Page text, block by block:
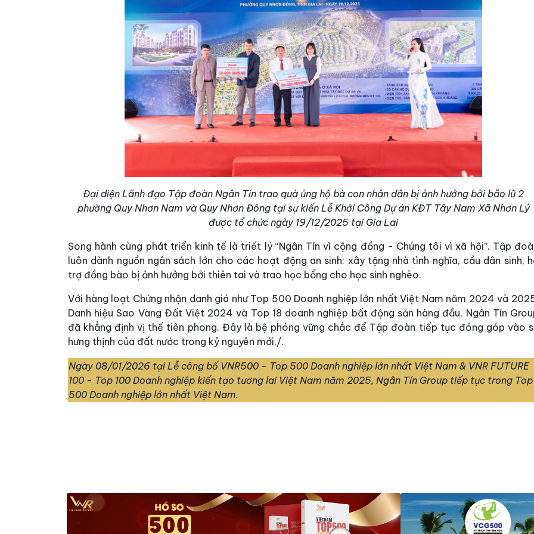
Đại diện Lãnh đạo Tập đoàn Ngân Tín trao quà ủng hộ bà con nhân dân bị ảnh hưởng bởi bão lũ 2
phường Quy Nhơn Nam và Quy Nhơn Đông tại sự kiến Lễ Khởi Công Dự án KĐT Tây Nam Xã Nhơn Lý
được tổ chức ngày 19/12/2025 tại Gia Lai
Song hành cùng phát triển kinh tế là triết lý “Ngân Tín vì cộng đồng - Chúng tôi vì xã hội”. Tập
luôn dành nguồn ngân sách lớn cho các hoạt động an sinh: xây tặng nhà tình nghĩa, cầu dân sinh,
trợ đồng bào bị ảnh hưởng bởi thiên tai và trao học bổng cho học sinh nghèo.
Với hàng loạt Chứng nhận danh giá như Top 500 Doanh nghiệp lớn nhất Việt Nam năm 2024 và
Danh hiệu Sao Vàng Đất Việt 2024 và Top 18 doanh nghiệp bất động sản hàng đầu, Ngân Tín
đã khẳng định vị thế tiên phong. Đây là bệ phóng vững chắc để Tập đoàn tiếp tục đóng góp vào
hưng thịnh của đất nước trong kỷ nguyên mới./.
Ngày 08/01/2026 tại Lễ công bố VNR500 - Top 500 Doanh nghiệp lớn nhất Việt Nam & VNR FUTURE
100 - Top 100 Doanh nghiệp kiến tạo tương lai Việt Nam năm 2025, Ngân Tín Group tiếp tục trong Top
500 Doanh nghiệp lớn nhất Việt Nam.